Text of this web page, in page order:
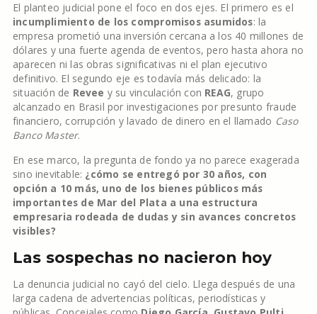
El planteo judicial pone el foco en dos ejes. El primero es el
incumplimiento de los compromisos asumidos: la
empresa prometió una inversión cercana a los 40 millones de
dólares y una fuerte agenda de eventos, pero hasta ahora no
aparecen ni las obras significativas ni el plan ejecutivo
definitivo. El segundo eje es todavía más delicado: la
situación de Revee y su vinculación con REAG, grupo
alcanzado en Brasil por investigaciones por presunto fraude
financiero, corrupción y lavado de dinero en el llamado Caso
Banco Master.
En ese marco, la pregunta de fondo ya no parece exagerada
sino inevitable: ¿cómo se entregó por 30 años, con
opción a 10 más, uno de los bienes públicos más
importantes de Mar del Plata a una estructura
empresaria rodeada de dudas y sin avances concretos
visibles?
Las sospechas no nacieron hoy
La denuncia judicial no cayó del cielo. Llega después de una
larga cadena de advertencias políticas, periodísticas y